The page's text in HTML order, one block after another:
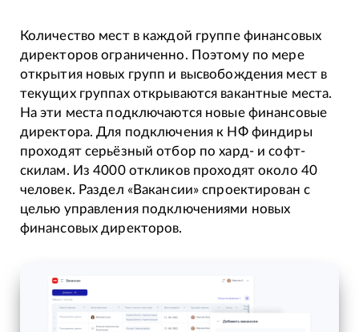
Количество мест в каждой группе финансовых
директоров ограниченно. Поэтому по мере
открытия новых групп и высвобождения мест в
текущих группах открываются вакантные места.
На эти места подключаются новые финансовые
директора. Для подключения к НФ финдиры
проходят серьёзный отбор по хард- и софт-
скилам. Из 4000 откликов проходят около 40
человек. Раздел «Вакансии» спроектирован с
целью управления подключениями новых
финансовых директоров.